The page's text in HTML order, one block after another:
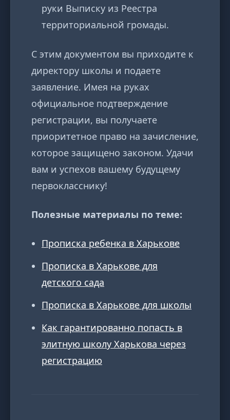
руки Выписку из Реестра
территориальной громады.
С этим документом вы приходите к
директору школы и подаете
заявление. Имея на руках
официальное подтверждение
регистрации, вы получаете
приоритетное право на зачисление,
которое защищено законом. Удачи
вам и успехов вашему будущему
первокласснику!
Полезные материалы по теме:
Прописка ребенка в Харькове
Прописка в Харькове для
детского сада
Прописка в Харькове для школы
Как гарантированно попасть в
элитную школу Харькова через
регистрацию